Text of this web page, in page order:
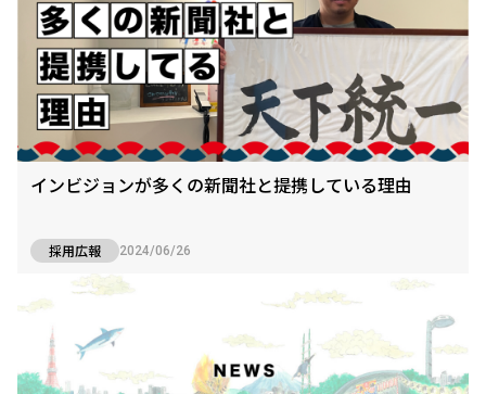
インビジョンが多くの新聞社と提携している理由
採用広報 2024/06/26